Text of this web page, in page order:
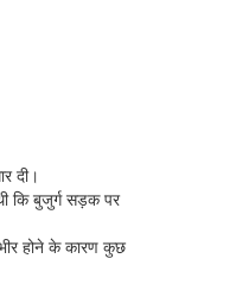
दी।
कि बुजुर्ग सड़क पर
होने के कारण कुछ